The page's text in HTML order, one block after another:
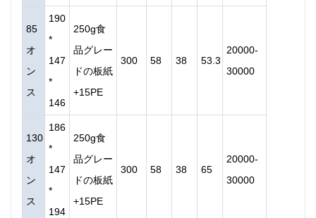
85
オ
ン
ス
190
*
147
*
146
250g食
品グレー
ドの板紙
+15PE
300 58 38 53.3
20000-
30000
130
オ
ン
ス
186
*
147
*
194
250g食
品グレー
ドの板紙
+15PE
300 58 38 65
20000-
30000